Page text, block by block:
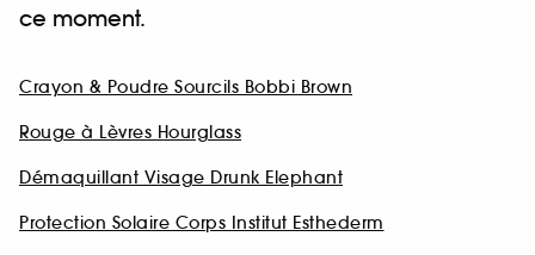
ce moment.
Crayon & Poudre Sourcils Bobbi Brown
Rouge à Lèvres Hourglass
Démaquillant Visage Drunk Elephant
Protection Solaire Corps Institut Esthederm